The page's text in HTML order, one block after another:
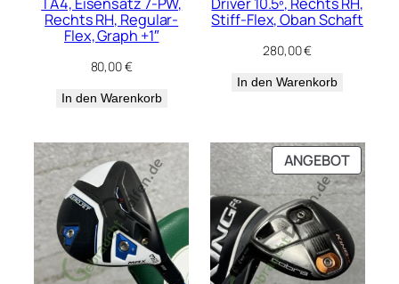
Rechts RH, Regular-
Flex, Graph +1″
80,00€
In den Warenkorb
Stiff-Flex, Oban Schaft
280,00€
In den Warenkorb
ANGEBOT
IM